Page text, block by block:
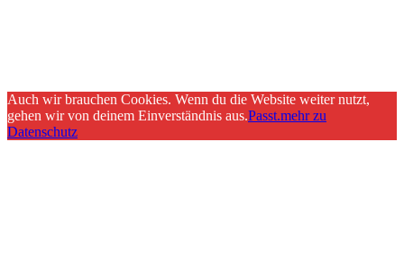
Auch wir brauchen Cookies. Wenn du die Website weiter nutzt,
gehen wir von deinem Einverständnis aus.Passt.mehr zu
Datenschutz